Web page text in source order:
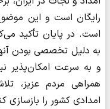
رایگان است و این
است. در پایان تأکید
به‌ دلیل تخصصی بودن
و به‌ سرعت امکان‌پذیر
همراهی مردم عزیز،
امدادی کشور را بازسازی